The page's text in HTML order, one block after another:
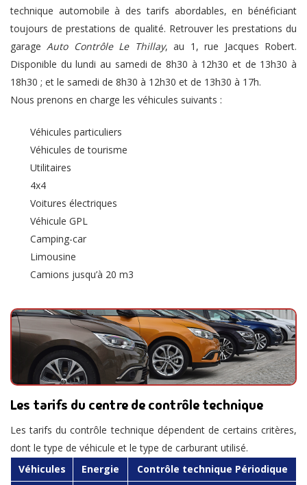
technique automobile à des tarifs abordables, en bénéficiant
toujours de prestations de qualité. Retrouver les prestations du
garageAuto Contrôle Le Thillay, au 1, rue Jacques Robert.
Disponible du lundi au samedi de 8h30 à 12h30 et de 13h30 à
18h30 ; et le samedi de 8h30 à 12h30 et de 13h30 à 17h.
Nous prenons en charge les véhicules suivants :
Véhicules particuliers
Véhicules de tourisme
Utilitaires
4x4
Voitures électriques
Véhicule GPL
Camping-car
Limousine
Camions jusqu’à 20 m3
Les tarifs du centre de contrôle technique
Les tarifs du contrôle technique dépendent de certains critères,
dont le type de véhicule et le type de carburant utilisé.
Véhicules
Energie Contrôle technique Périodique